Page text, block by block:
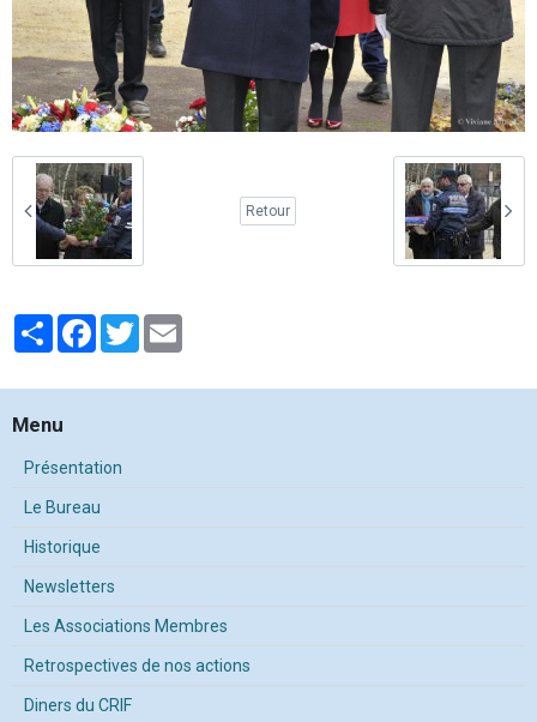
Retour
PartagerFacebook
Twitter
Menu
Présentation
Le Bureau
Historique
Newsletters
Les Associations Membres
Retrospectives de nos actions
Diners du CRIF